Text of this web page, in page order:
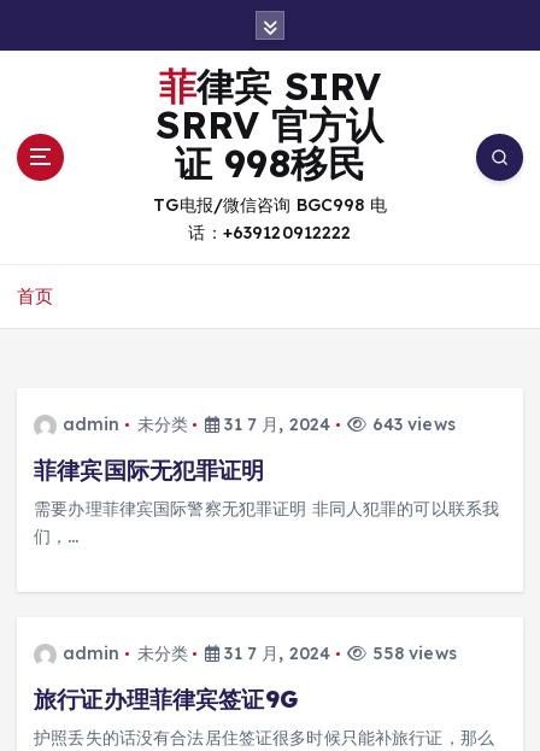
菲律宾 SIRV
SRRV 官方认
证 998移民
TG电报/微信咨询 BGC998 电
话：+639120912222
首页
admin 未分类 31 7 月, 2024 643 views
菲律宾国际无犯罪证明
需要办理菲律宾国际警察无犯罪证明 非同人犯罪的可以联系我
们，…
admin 未分类 31 7 月, 2024 558 views
旅行证办理菲律宾签证9G
护照丢失的话没有合法居住签证很多时候只能补旅行证，那么